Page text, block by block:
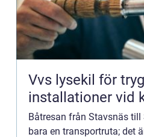
Vvs lysekil för
installationer vid
Båtresan från Stavsnäs
bara en transportruta; det